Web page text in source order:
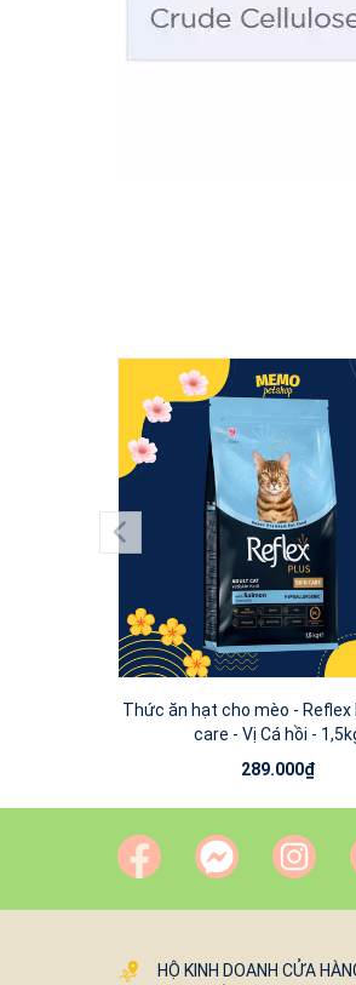
Thức ăn hạt cho mèo - Reflex
care - Vị Cá hồi -
289.000₫
HỘ KINH DOANH CỬA